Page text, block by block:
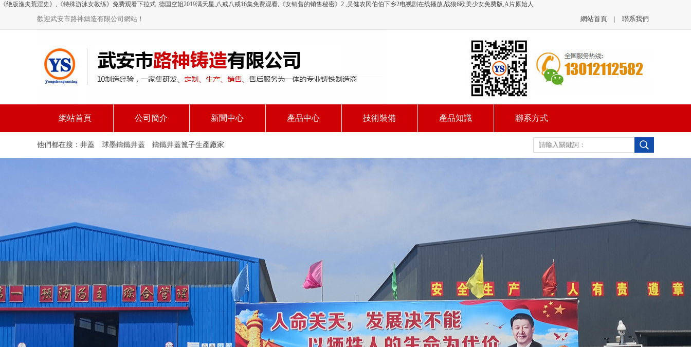
《绝版渔夫荒淫史》,《特殊游泳女教练》免费观看下拉式 ,德国空姐2019满天星,八戒八戒16集免费观看,《女销售的销售秘密》2 ,吴健农民伯伯下乡2电视剧在线播放,战狼6欧美少女免费版,A片原始人
歡迎武安市路神鑄造有限公司網站！ 網站首頁 | 聯系我們
網站首頁 公司簡介 新聞中心 產品中心 技術裝備 產品知識 聯系方式
他們都在搜： 井蓋 球墨鑄鐵井蓋 鑄鐵井蓋篦子生產廠家